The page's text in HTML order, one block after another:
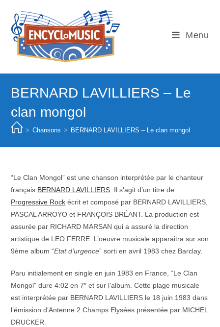
content
Menu
BERNARD LAVILLIERS – Le
clan mongol
> Chansons > BERNARD LAVILLIERS – Le clan mongol
“Le Clan Mongol” est une chanson interprétée par le chanteur
français BERNARD LAVILLIERS . Il s’agit d’un titre de
Progressive Rock écrit et composé par BERNARD LAVILLIERS,
PASCAL ARROYO et FRANÇOIS BRÉANT. La production est
assurée par RICHARD MARSAN qui a assuré la direction
artistique de LEO FERRE. L’oeuvre musicale apparaitra sur son
9ème album “Etat d’urgence” sorti en avril 1983 chez Barclay.
Paru initialement en single en juin 1983 en France, “Le Clan
Mongol” dure 4:02 en 7″ et sur l’album. Cette plage musicale
est interprétée par BERNARD LAVILLIERS le 18 juin 1983 dans
l’émission d’Antenne 2 Champs Elysées présentée par MICHEL
DRUCKER.